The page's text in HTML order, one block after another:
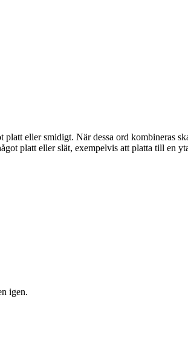
eller smidigt. När dessa ord kombineras
platt eller slät, exempelvis att platta till en
igen.